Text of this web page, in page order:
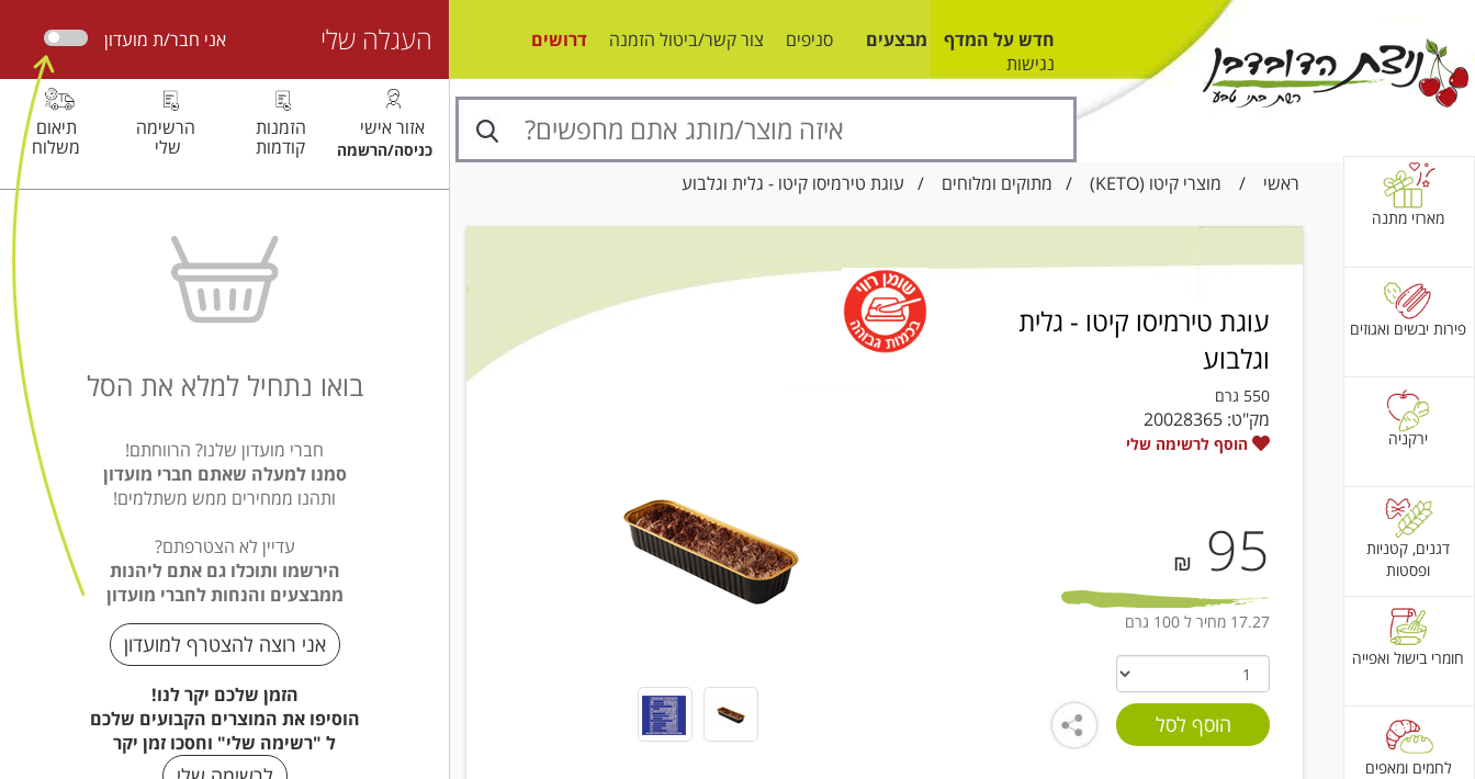
חדש על המדף מבצעים סניפים צור קשר/ביטול הזמנה
דרושים
נגישות
ראשי / מוצרי קיטו (KETO) / מתוקים ומלוחים / עוגת טירמיסו קיטו - גלית וגלבוע
מארזי מתנה
פירות יבשים ואגוזים
ירקניה
דגנים, קטניות
ופסטות
חומרי בישול ואפייה
לחמים ומאפים
עוגת טירמיסו קיטו - גלית
וגלבוע
550 גרם
מק"ט: 20028365
הוסף לרשימה שלי
95
₪
17.27 מחיר ל 100 גרם